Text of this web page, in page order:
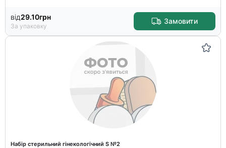
від29.10грн
За упаковку
Замовити
Набір стерильний гінекологічний S №2